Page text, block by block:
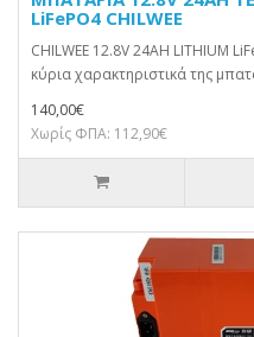
LiFePO4 CHILWEE
CHILWEE 12.8V 24AH LITHIUM
κύρια χαρακτηριστικά της
140,00€
Χωρίς ΦΠΑ: 112,90€